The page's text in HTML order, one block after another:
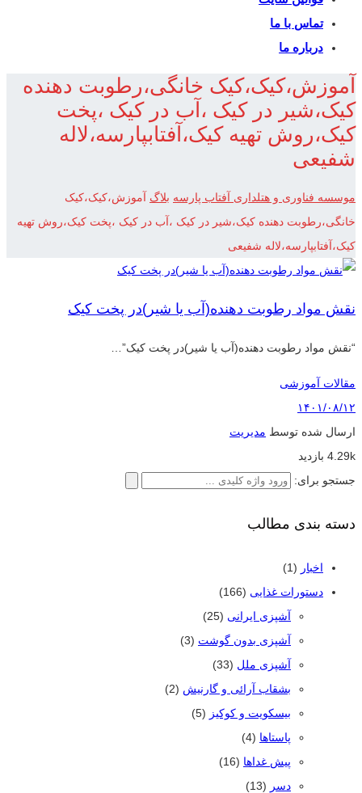
تماس با ما
درباره ما
آموزش،کیک،کیک خانگی،رطوبت دهنده
کیک،شیر در کیک ،آب در کیک ،پخت
کیک،روش تهیه کیک،آفتابپارسه،لاله
شفیعی
موسسه فناوری و هتلداری آفتاب پارسه بلاگ آموزش،کیک،کیک
خانگی،رطوبت دهنده کیک،شیر در کیک ،آب در کیک ،پخت کیک،روش تهیه
کیک،آفتابپارسه،لاله شفیعی
نقش مواد رطوبت دهنده(آب یا شیر)در پخت کیک
“نقش مواد رطوبت دهنده(آب یا شیر)در پخت کیک”…
مقالات آموزشی
۱۴۰۱/۰۸/۱۲
ارسال شده توسط مدیریت
4.29k بازدید
جستجو برای:
دسته بندی مطالب
اخبار (1)
دستورات غذایی (166)
آشپزی ایرانی (25)
آشپزی بدون گوشت (3)
آشپزی ملل (33)
بشقاب آرائی و گارنیش (2)
بیسکویت و کوکیز (5)
پاستاها (4)
پیش غداها (16)
دسر (13)